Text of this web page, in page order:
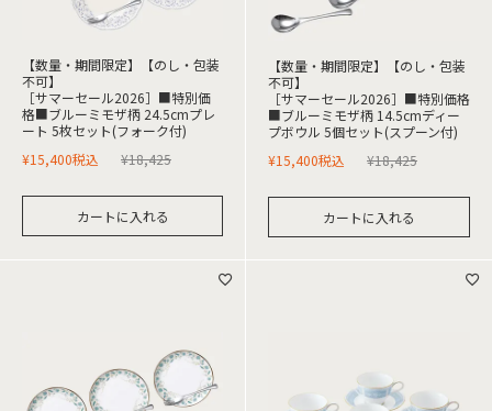
【数量・期間限定】【のし・包装
不可】
［サマーセール2026］■特別価
格■ブルーミモザ柄 24.5cmプレ
ート 5枚セット(フォーク付)
¥18,425
¥15,400税込
カートに入れる
【数量・期間限定】【のし・包装
不可】
［サマーセール2026］■特別価格
■ブルーミモザ柄 14.5cmディー
プボウル 5個セット(スプーン付)
¥18,425
¥15,400税込
カートに入れる